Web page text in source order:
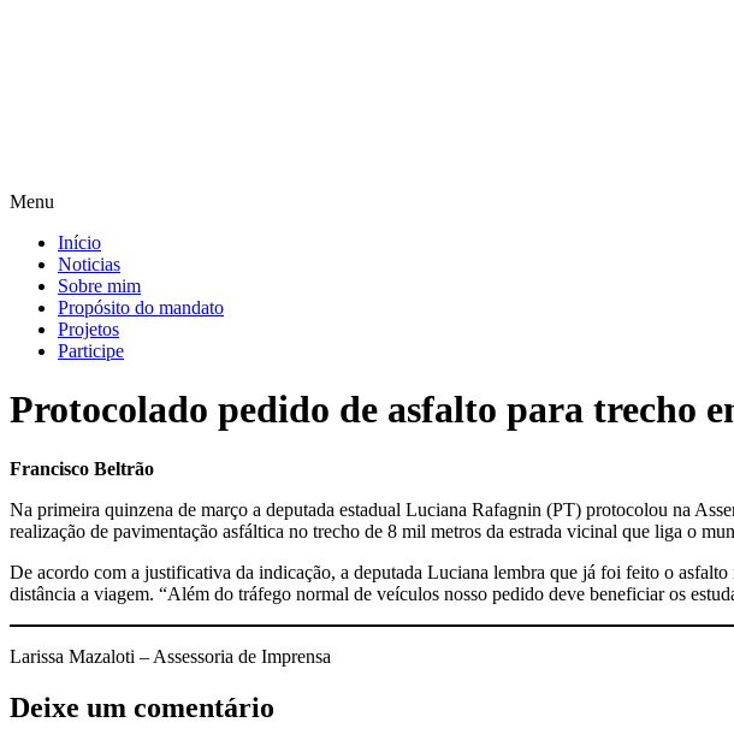
Menu
Início
Noticias
Sobre mim
Propósito do mandato
Projetos
Participe
Protocolado pedido de asfalto para trecho
Francisco Beltrão
Na primeira quinzena de março a deputada estadual Luciana Rafagnin (PT) protocolou na
realização de pavimentação asfáltica no trecho de 8 mil metros da estrada vicinal que liga o
De acordo com a justificativa da indicação, a deputada Luciana lembra que já foi feito o
distância a viagem. “Além do tráfego normal de veículos nosso pedido deve beneficiar os
Larissa Mazaloti – Assessoria de Imprensa
Deixe um comentário